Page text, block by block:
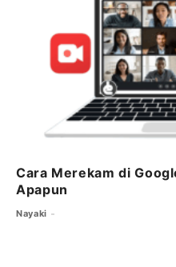
Cara Merekam di
Apapun
Nayaki